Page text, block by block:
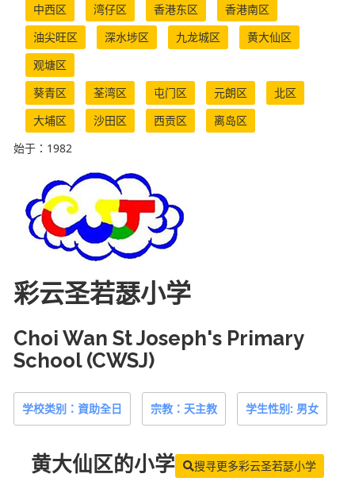
中西区 湾仔区 香港东区
香港南区
油尖旺区
深水埗区 九龙城区
黄大仙区
观塘区
葵青区
荃湾区 屯门区 元朗区
北区
大埔区
沙田区 西贡区
离岛区
始于：1982
彩云圣若瑟小学
Choi Wan St Joseph's Primary
School (CWSJ)
学校类别：資助全日 宗教：天主教 学生性别: 男女
黄大仙区的小学 搜寻更多彩云圣若瑟小学